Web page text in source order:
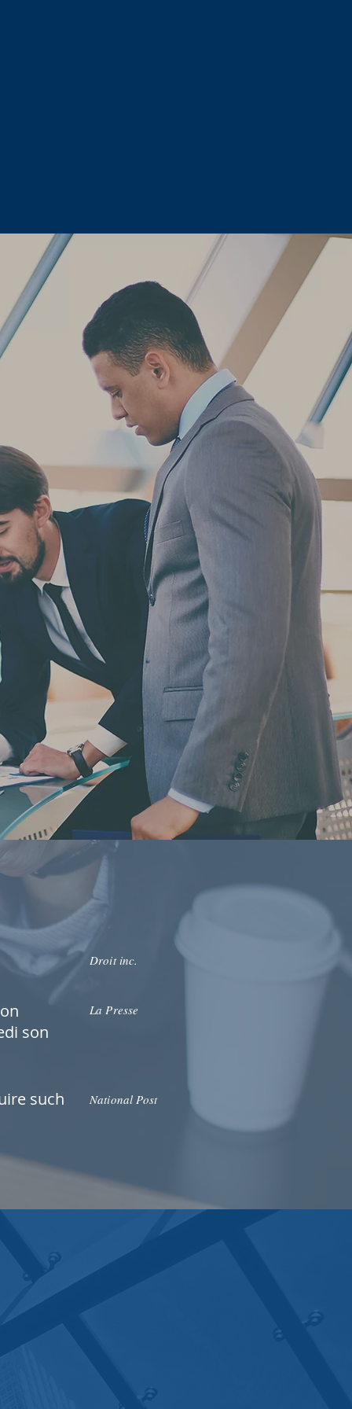
Droit inc.
son
La Presse
such National Post